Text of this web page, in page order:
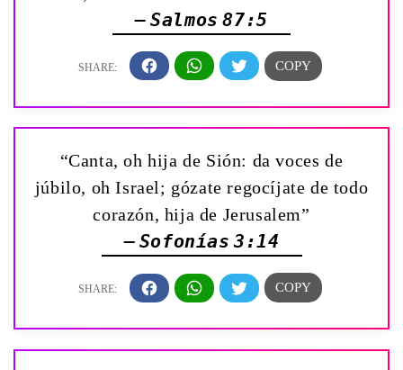
— Salmos 87:5
“Canta, oh hija de Sión: da voces de
júbilo, oh Israel; gózate regocíjate de todo
corazón, hija de Jerusalem”
— Sofonías 3:14